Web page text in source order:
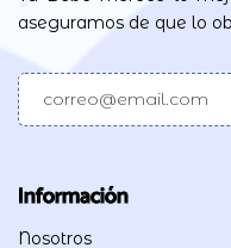
aseguramos de que lo
Información
Nosotros